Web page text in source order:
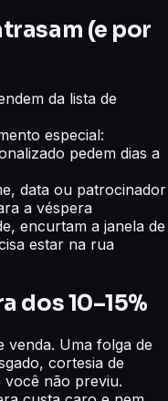
(e por
da lista de
especial:
pedem dias a
data ou patrocinador
a véspera
encurtam a janela de
estar na rua
dos 10–15%
venda. Uma folga de
cortesia de
você não previu.